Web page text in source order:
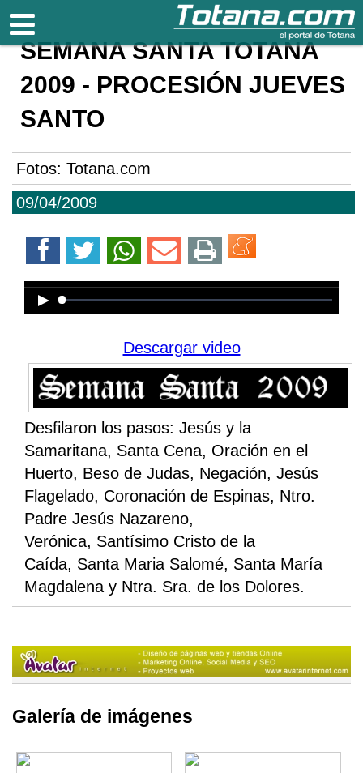
Totana.com
09/04/2009
SEMANA SANTA TOTANA
2009 - PROCESIÓN JUEVES
SANTO
Fotos: Totana.com
Error loading media: File could not
be played
Descargar video
Desfilaron los pasos: Jesús y la
Samaritana, Santa Cena, Oración en el
Huerto, Beso de Judas, Negación, Jesús
Flagelado, Coronación de Espinas, Ntro.
Padre Jesús Nazareno,
Verónica, Santísimo Cristo de la
Caída, Santa Maria Salomé, Santa María
Magdalena y Ntra. Sra. de los Dolores.
Galería de imágenes